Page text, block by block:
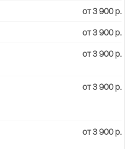
от 3 900 р.
от 3 900 р.
от 3 900 р.
от 3 900 р.
от 3 900 р.